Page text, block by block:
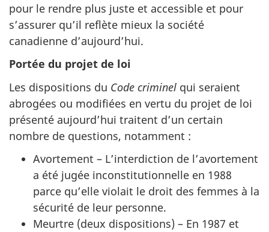
pour le rendre plus juste et accessible et pour
s’assurer qu’il reflète mieux la société
canadienne d’aujourd’hui.
Portée du projet de loi
Les dispositions du Code criminel qui seraient
abrogées ou modifiées en vertu du projet de loi
présenté aujourd’hui traitent d’un certain
nombre de questions, notamment :
Avortement – L’interdiction de l’avortement
a été jugée inconstitutionnelle en 1988
parce qu’elle violait le droit des femmes à la
sécurité de leur personne.
Meurtre (deux dispositions) – En 1987 et